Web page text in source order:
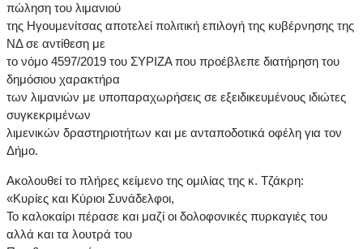
πώληση του λιμανιού
της Ηγουμενίτσας αποτελεί πολιτική επιλογή της κυβέρνησης της
ΝΔ σε αντίθεση με
το νόμο 4597/2019 του ΣΥΡΙΖΑ που προέβλεπε διατήρηση του
δημόσιου χαρακτήρα
των λιμανιών με υποπαραχωρήσεις σε εξειδικευμένους ιδιώτες
συγκεκριμένων
λιμενικών δραστηριοτήτων και με ανταποδοτικά οφέλη για τον
Δήμο.
Ακολουθεί το πλήρες κείμενο της ομιλίας της κ. Τζάκρη:
«Κυρίες και Κύριοι Συνάδελφοι,
Το καλοκαίρι πέρασε και μαζί οι δολοφονικές πυρκαγιές του
αλλά και τα λουτρά του